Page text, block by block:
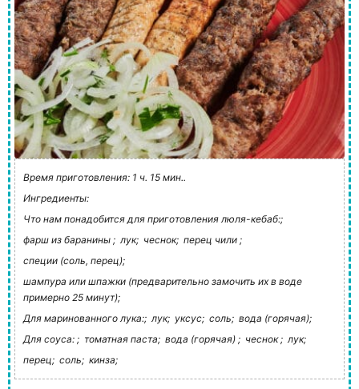
Время приготовления: 1 ч. 15 мин..
Ингредиенты:
Что нам понадобится для приготовления люля-кебаб:;
фарш из баранины ; лук; чеснок; перец чили ;
специи (соль, перец);
шампура или шпажки (предварительно замочить их в воде
примерно 25 минут);
Для маринованного лука:; лук; уксус; соль; вода (горячая);
Для соуса: ; томатная паста; вода (горячая) ; чеснок ; лук;
перец; соль; кинза;